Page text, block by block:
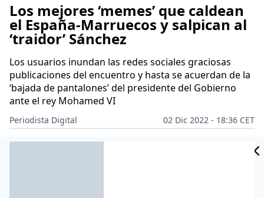
Los mejores ‘memes’ que caldean
el España-Marruecos y salpican al
‘traidor’ Sánchez
Los usuarios inundan las redes sociales graciosas
publicaciones del encuentro y hasta se acuerdan de la
‘bajada de pantalones’ del presidente del Gobierno
ante el rey Mohamed VI
Periodista Digital
02 Dic 2022 - 18:36 CET
Archivado en: FÚTBOL PEDRO SÁNCHEZ